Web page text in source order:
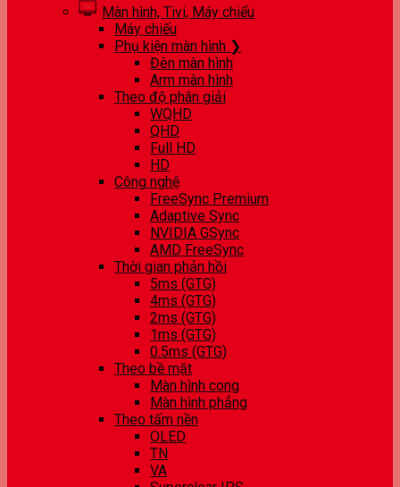
Màn hình, Tivi, Máy chiếu
Máy chiếu
Phụ kiện màn hình ❯
Đèn màn hình
Arm màn hình
Theo độ phân giải
WQHD
QHD
Full HD
HD
Công nghệ
FreeSync Premium
Adaptive Sync
NVIDIA GSync
AMD FreeSync
Thời gian phản hồi
5ms (GTG)
4ms (GTG)
2ms (GTG)
1ms (GTG)
0.5ms (GTG)
Theo bề mặt
Màn hình cong
Màn hình phẳng
Theo tấm nền
OLED
TN
VA